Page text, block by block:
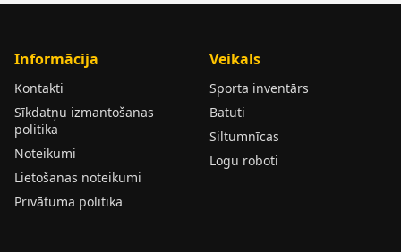
Informācija
Kontakti
Sīkdatņu izmantošanas
politika
Noteikumi
Lietošanas noteikumi
Privātuma politika
Veikals
Sporta inventārs
Batuti
Siltumnīcas
Logu roboti